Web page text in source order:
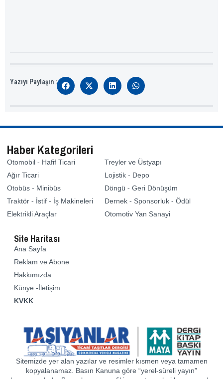
Yazıyı Paylaşın :
Haber Kategorileri
Otomobil - Hafif Ticari
Ağır Ticari
Otobüs - Minibüs
Traktör - İstif - İş Makineleri
Elektrikli Araçlar
Treyler ve Üstyapı
Lojistik - Depo
Döngü - Geri Dönüşüm
Dernek - Sponsorluk - Ödül
Otomotiv Yan Sanayi
Site Haritası
Ana Sayfa
Reklam ve Abone
Hakkımızda
Künye -İletişim
KVKK
Sitemizde yer alan yazılar ve resimler kısmen veya tamamen
kopyalanamaz. Basın Kanuna göre “yerel-süreli yayın”